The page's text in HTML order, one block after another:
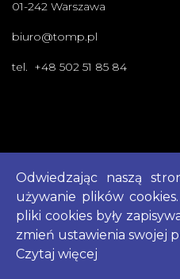
01-242 Warszawa
biuro@tomp.pl
tel. +48 502 51 85 84
Cookies|Polityka
Odwiedzając naszą
używanie plików
pliki cookies były
zmień ustawienia swojej
Czytaj więcej